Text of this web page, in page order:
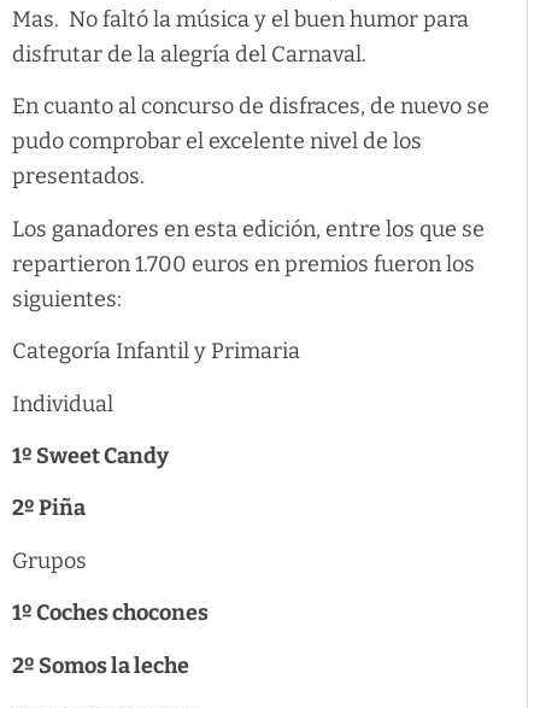
Mas. No faltó la música y el buen humor para
disfrutar de la alegría del Carnaval.
En cuanto al concurso de disfraces, de nuevo se
pudo comprobar el excelente nivel de los
presentados.
Los ganadores en esta edición, entre los que se
repartieron 1.700 euros en premios fueron los
siguientes:
Categoría Infantil y Primaria
Individual
1º Sweet Candy
2º Piña
Grupos
1º Coches chocones
2º Somos la leche